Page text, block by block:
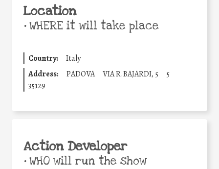
Location
•WHERE it will take place
Country:
Italy
Address:
PADOVA VIA R.BAJARDI, 5
5
35129
Action Developer
•WHO will run the show